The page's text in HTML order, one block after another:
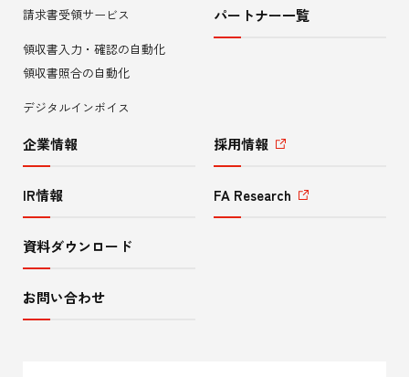
ニ
ュ
ー
請求書受領サービス
領収書入力・確認の自動化
領収書照合の自動化
デジタルインボイス
パートナー一覧
企業情報
IR情報
資料ダウンロード
お問い合わせ
採用情報
FA Research